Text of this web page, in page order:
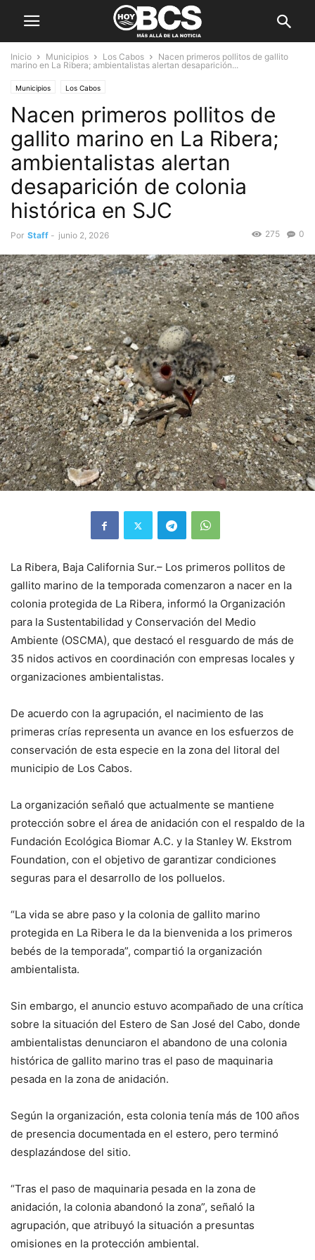
Inicio Municipios Los Cabos
Nacen primeros pollitos de gallito
marino en La Ribera; ambientalistas alertan desaparición...
Municipios Los Cabos
Nacen primeros pollitos de
gallito marino en La Ribera;
ambientalistas alertan
desaparición de colonia
histórica en SJC
Por Staff - junio 2, 2026 0
275
La Ribera, Baja California Sur.– Los primeros pollitos de
gallito marino de la temporada comenzaron a nacer en la
colonia protegida de La Ribera, informó la Organización
para la Sustentabilidad y Conservación del Medio
Ambiente (OSCMA), que destacó el resguardo de más de
35 nidos activos en coordinación con empresas locales y
organizaciones ambientalistas.
De acuerdo con la agrupación, el nacimiento de las
primeras crías representa un avance en los esfuerzos de
conservación de esta especie en la zona del litoral del
municipio de Los Cabos.
La organización señaló que actualmente se mantiene
protección sobre el área de anidación con el respaldo de la
Fundación Ecológica Biomar A.C. y la Stanley W. Ekstrom
Foundation, con el objetivo de garantizar condiciones
seguras para el desarrollo de los polluelos.
“La vida se abre paso y la colonia de gallito marino
protegida en La Ribera le da la bienvenida a los primeros
bebés de la temporada”, compartió la organización
ambientalista.
Sin embargo, el anuncio estuvo acompañado de una crítica
sobre la situación del Estero de San José del Cabo, donde
ambientalistas denunciaron el abandono de una colonia
histórica de gallito marino tras el paso de maquinaria
pesada en la zona de anidación.
Según la organización, esta colonia tenía más de 100 años
de presencia documentada en el estero, pero terminó
desplazándose del sitio.
“Tras el paso de maquinaria pesada en la zona de
anidación, la colonia abandonó la zona”, señaló la
agrupación, que atribuyó la situación a presuntas
omisiones en la protección ambiental.